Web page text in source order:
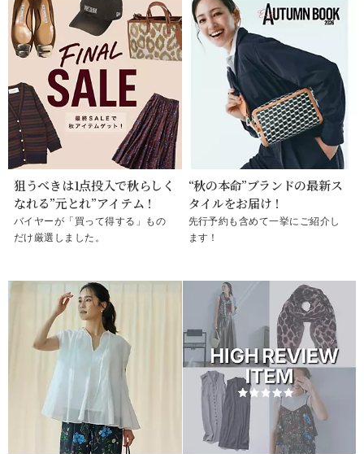
狙うべきは1点投入で秋らしく
なれる”元とれ”アイテム！
バイヤーが「買って得する」もの
だけ厳選しました。
“秋の本命”ブランドの最新ス
タイルをお届け！
先行予約も含めて一挙にご紹介し
ます！